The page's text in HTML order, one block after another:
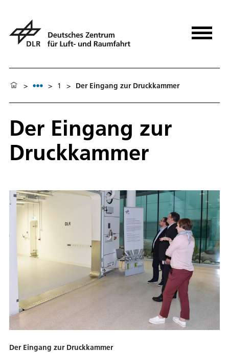
> > 1 > Der Eingang zur Druckkammer
Der Eingang zur
Druckkammer
Der Eingang zur Druckkammer